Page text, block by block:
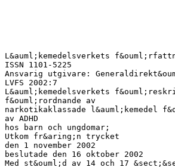
L&auml;kemedelsverkets
ISSN 1101-5225
Ansvarig utgivare:
LVFS 2002:7
L&auml;kemedelsverkets
f&ouml;rordnande av
narkotikaklassade l&auml;kemedel
av ADHD
hos barn och ungdomar;
Utkom fr&aring;n trycket
den 1 november 2002
beslutade den 16 oktober 2002
Med st&ouml;d av 14 och 17